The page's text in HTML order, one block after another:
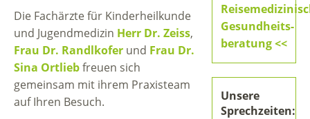
Die Fachärzte für Kinderheilkunde
und Jugendmedizin Herr Dr. Zeiss,
Frau Dr. Randlkofer und Frau Dr.
Sina Ortliebfreuen sich
gemeinsam mit ihrem Praxisteam
auf Ihren Besuch.
Gesundheits-
beratung <<
Unsere
Sprechzeiten: